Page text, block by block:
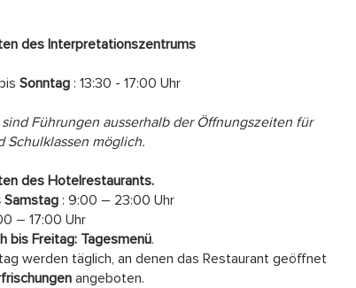
des Interpretationszentrums
Sonntag : 13:30 - 17:00 Uhr
Führungen ausserhalb der Öffnungszeiten für
Schulklassen möglich.
des Hotelrestaurants.
: 9:00 – 23:00 Uhr
– 17:00 Uhr
bis Freitag: Tagesmenü.
werden täglich, an denen das Restaurant geöffnet
angeboten.